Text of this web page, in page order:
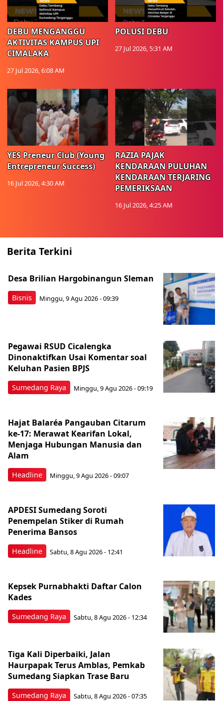
DEBU MENGANGGU
AKTIVITAS KAMPUS UPI
CIMALAKA
27 Jul 2026, 6:08 AM
POLUSI DEBU
27 Jul 2026, 5:31 AM
YES Preneur Club (Young
Entrepreneur Success)
16 Jul 2026, 4:30 AM
RAZIA PAJAK
KENDARAAN PULUHAN
KENDARAAN TERJARING
PEMERIKSAAN
16 Jul 2026, 4:25 AM
Berita Terkini
Bisnis
Desa Brilian Hargobinangun Sleman
Minggu, 9 Agu 2026 - 09:39
Sumedang Raya
Pegawai RSUD Cicalengka
Dinonaktifkan Usai Komentar soal
Keluhan Pasien BPJS
Minggu, 9 Agu 2026 - 09:19
Headline
Hajat Balaréa Pangauban Citarum
ke-17: Merawat Kearifan Lokal,
Menjaga Hubungan Manusia dan
Alam
Minggu, 9 Agu 2026 - 09:07
Headline
APDESI Sumedang Soroti
Penempelan Stiker di Rumah
Penerima Bansos
Sabtu, 8 Agu 2026 - 12:41
Sumedang Raya
Kepsek Purnabhakti Daftar Calon
Kades
Sabtu, 8 Agu 2026 - 12:34
Sumedang Raya
Tiga Kali Diperbaiki, Jalan
Haurpapak Terus Amblas, Pemkab
Sumedang Siapkan Trase Baru
Sabtu, 8 Agu 2026 - 07:35